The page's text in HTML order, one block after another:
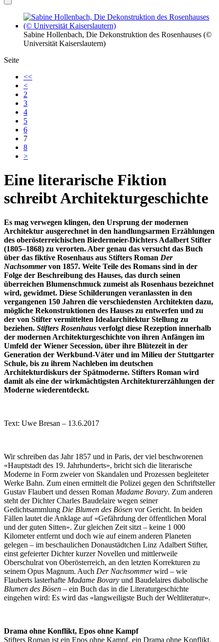
Sabine Hollenbach, Die Dekonstruktion des Rosenhauses (©
Universität Kaiserslautern)
Seite
<<
<
2
3
4
5
6
7
8
>
Eine literarische Fiktion
schreibt Architekturgeschichte
Es mag verwegen klingen, den Ursprung der modernen
Architektur ausgerechnet in den handlungsarmen Erzählungen
des oberösterreichischen Biedermeier-Dichters Adalbert Stifter
(1805–1868) zu verorten. Aber genau das versucht das Buch
über das fiktive Rosenhaus aus Stifters Roman Der
Nachsommervon 1857. Weite Teile des Romans sind in der
Folge der Beschreibung des Hauses, das durch seinen
überreichen Blumenschmuck zumeist als Rosenhaus bezeichnet
wird, gewidmet. Diese Schilderungen veranlassten in den
vergangenen 150 Jahren die verschiedensten Architekten dazu,
mögliche Rekonstruktionen des Hauses zu entwerfen und zu
der von Stifter vermittelten Idealarchitektur Stellung zu
beziehen. Stifters Rosenhaus verfolgt diese Rezeption innerhalb
der modernen Architekturgeschichte von ihren Anfängen im
Umfeld der Wiener Secession, über ihre Blütezeit in der
Generation der Werkbund-Väter und im Milieu der Stuttgarter
Schule, bis zu ihrem Nachleben im deutschen
Architekturdiskurs der Spätmoderne. Stifters Roman wird
damit als eine der wirkmächtigsten Architekturerzählungen der
Moderne wiederentdeckt.
Text: Uwe Bresan – 13.6.2017
Wir schreiben das Jahr 1857 und in Paris, der viel beschworenen
«Hauptstadt des 19. Jahrhunderts», bricht sich die literarische
Moderne in Form zweier von Skandalen und Prozessen begleiteter
Werke Bahn. Zum einen ermittelt die Polizei gegen den Schriftsteller
Gustav Flaubert und dessen Roman Madame Bovary. Zum anderen
steht der Dichter Charles Baudelaire wegen seiner
Gedichtsammlung Die Blumen des Bösen vor Gericht. In beiden
Fällen lautet die Anklage auf «Gefährdung der öffentlichen Moral
und der guten Sitten». Zur gleichen Zeit sitzt – keine 1 000
Kilometer entfernt und doch wie auf einem anderen Planeten
gelegen – im beschaulichen Donaustädtchen Linz Adalbert Stifter,
einst gefeierter Dichter kurzer Novellen und mittlerweile
Oberschulrat von Oberösterreich, an den letzten Korrekturen zu
seinem Opus Magnum. Auch Der Nachsommerwird – wie
Flauberts lasterhafte Madame Bovary und Baudelaires diabolische
Blumen des Bösen – ein Buch das in die Literaturgeschichte
eingehen wird: Es wird das «langweiligste Buch der Weltliteratur».
Drama ohne Konflikt, Epos ohne Kampf
Stifters Roman ist ein Epos ohne Kampf, ein Drama ohne Konflikt,